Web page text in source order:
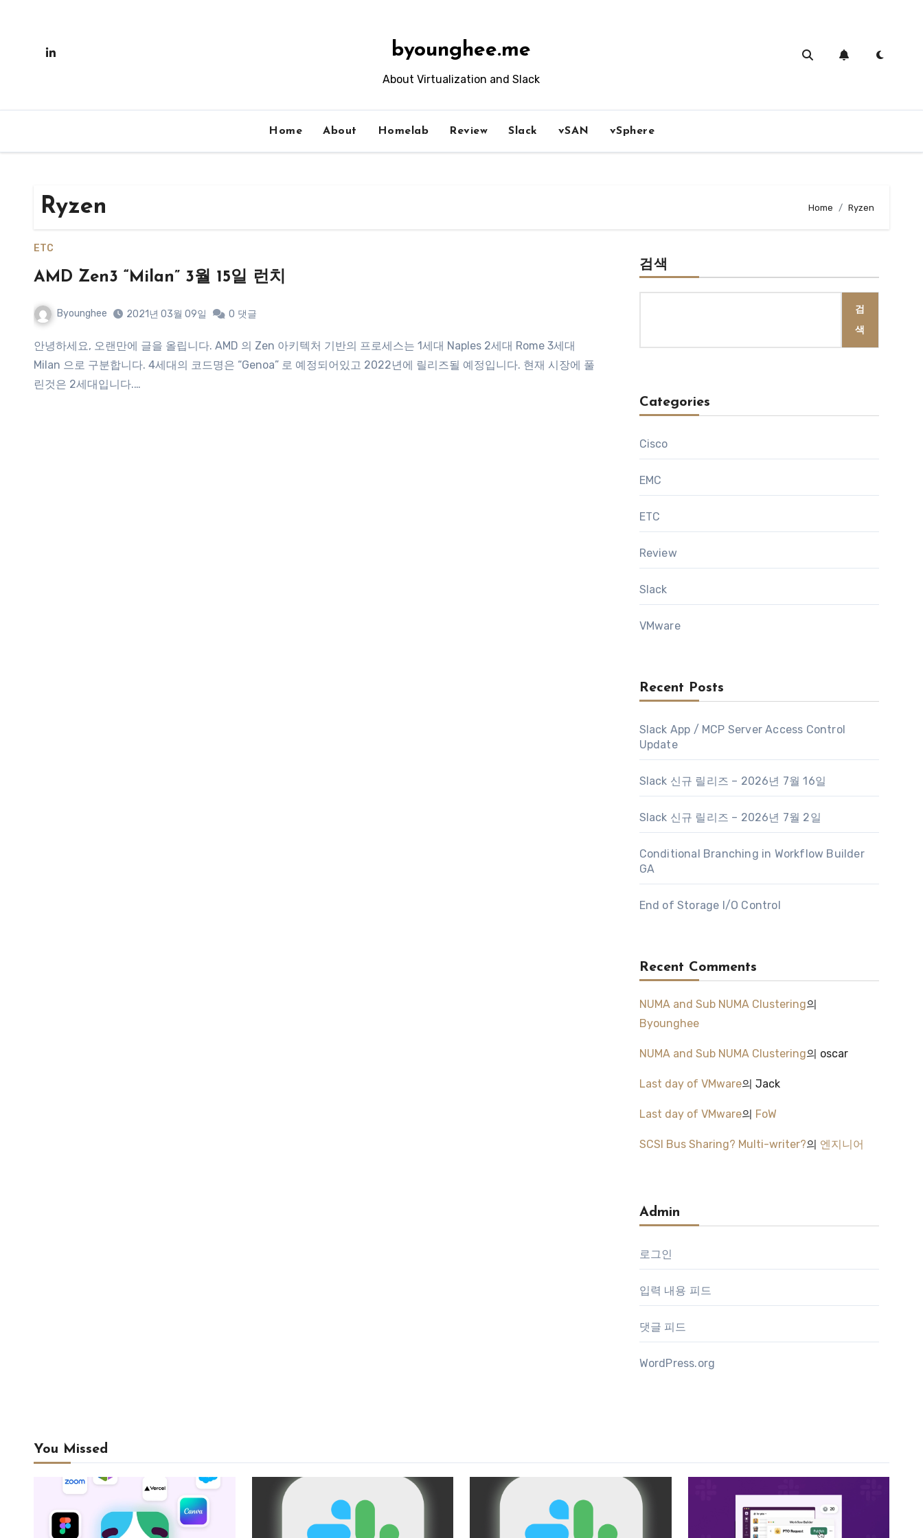
byounghee.me
About Virtualization and Slack
Home About Homelab Review Slack vSAN vSphere
Ryzen Home Ryzen
ETC
AMD Zen3 “Milan” 3월 15일 런치
Byounghee 2021년 03월 09일 0 댓글
안녕하세요, 오랜만에 글을 올립니다. AMD 의 Zen 아키텍처 기반의 프로세스는 1세대 Naples 2세대 Rome 3세대
Milan 으로 구분합니다. 4세대의 코드명은 “Genoa” 로 예정되어있고 2022년에 릴리즈될 예정입니다. 현재 시장에 풀
린것은 2세대입니다.…
검색
검
색
Categories
Cisco
EMC
ETC
Review
Slack
VMware
Recent Posts
Slack App / MCP Server Access Control
Update
Slack 신규 릴리즈 – 2026년 7월 16일
Slack 신규 릴리즈 – 2026년 7월 2일
Conditional Branching in Workflow Builder
GA
End of Storage I/O Control
Recent Comments
NUMA and Sub NUMA Clustering의
Byounghee
NUMA and Sub NUMA Clustering의 oscar
Last day of VMware의 Jack
Last day of VMware의 FoW
SCSI Bus Sharing? Multi-writer?의 엔지니어
Admin
로그인
입력 내용 피드
댓글 피드
WordPress.org
You Missed